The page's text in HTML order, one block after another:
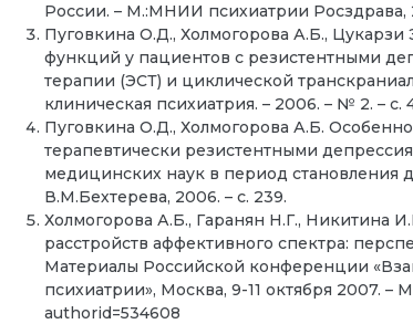
России. – М.:МНИИ психиатрии Росздрава,
Пуговкина О.Д., Холмогорова А.Б.,
функций у пациентов с резистентными
терапии (ЭСТ) и циклической
клиническая психиатрия. – 2006. – № 2. –
Пуговкина О.Д., Холмогорова А.Б.
терапевтически резистентными
медицинских наук в период
В.М.Бехтерева, 2006. – с. 239.
Холмогорова А.Б., Гаранян Н.Г., Никитина
расстройств аффективного спектра:
Материалы Российской конференции
психиатрии», Москва, 9-11 октября 2007. –
authorid=534608